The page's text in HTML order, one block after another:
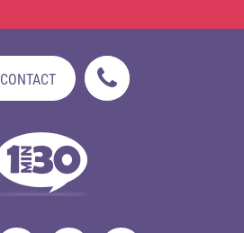
CONTACT
DISPONIBLE